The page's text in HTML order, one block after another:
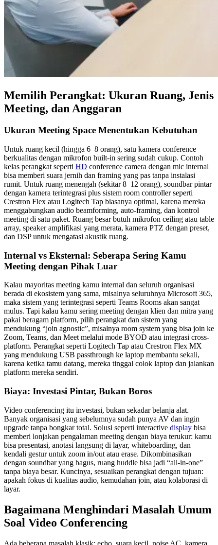
Memilih Perangkat: Ukuran Ruang, Jenis
Meeting, dan Anggaran
Ukuran Meeting Space Menentukan Kebutuhan
Untuk ruang kecil (hingga 6–8 orang), satu kamera conference
berkualitas dengan mikrofon built-in sering sudah cukup. Contoh
kelas perangkat seperti HD conference camera dengan mic internal
bisa memberi suara jernih dan framing yang pas tanpa instalasi
rumit. Untuk ruang menengah (sekitar 8–12 orang), soundbar pintar
dengan kamera terintegrasi plus sistem room controller seperti
Crestron Flex atau Logitech Tap biasanya optimal, karena mereka
menggabungkan audio beamforming, auto-framing, dan kontrol
meeting di satu paket. Ruang besar butuh mikrofon ceiling atau table
array, speaker amplifikasi yang merata, kamera PTZ dengan preset,
dan DSP untuk mengatasi akustik ruang.
Internal vs Eksternal: Seberapa Sering Kamu
Meeting dengan Pihak Luar
Kalau mayoritas meeting kamu internal dan seluruh organisasi
berada di ekosistem yang sama, misalnya seluruhnya Microsoft 365,
maka sistem yang terintegrasi seperti Teams Rooms akan sangat
mulus. Tapi kalau kamu sering meeting dengan klien dan mitra yang
pakai beragam platform, pilih perangkat dan sistem yang
mendukung “join agnostic”, misalnya room system yang bisa join ke
Zoom, Teams, dan Meet melalui mode BYOD atau integrasi cross-
platform. Perangkat seperti Logitech Tap atau Crestron Flex MX
yang mendukung USB passthrough ke laptop membantu sekali,
karena ketika tamu datang, mereka tinggal colok laptop dan jalankan
platform mereka sendiri.
Biaya: Investasi Pintar, Bukan Boros
Video conferencing itu investasi, bukan sekadar belanja alat.
Banyak organisasi yang sebelumnya sudah punya AV dan ingin
upgrade tanpa bongkar total. Solusi seperti interactive display bisa
memberi lonjakan pengalaman meeting dengan biaya terukur: kamu
bisa presentasi, anotasi langsung di layar, whiteboarding, dan
kendali gestur untuk zoom in/out atau erase. Dikombinasikan
dengan soundbar yang bagus, ruang huddle bisa jadi “all-in-one”
tanpa biaya besar. Kuncinya, sesuaikan perangkat dengan tujuan:
apakah fokus di kualitas audio, kemudahan join, atau kolaborasi di
layar.
Bagaimana Menghindari Masalah Umum
Soal Video Conferencing
Ada beberapa masalah klasik: echo, suara kecil, noise AC, kamera